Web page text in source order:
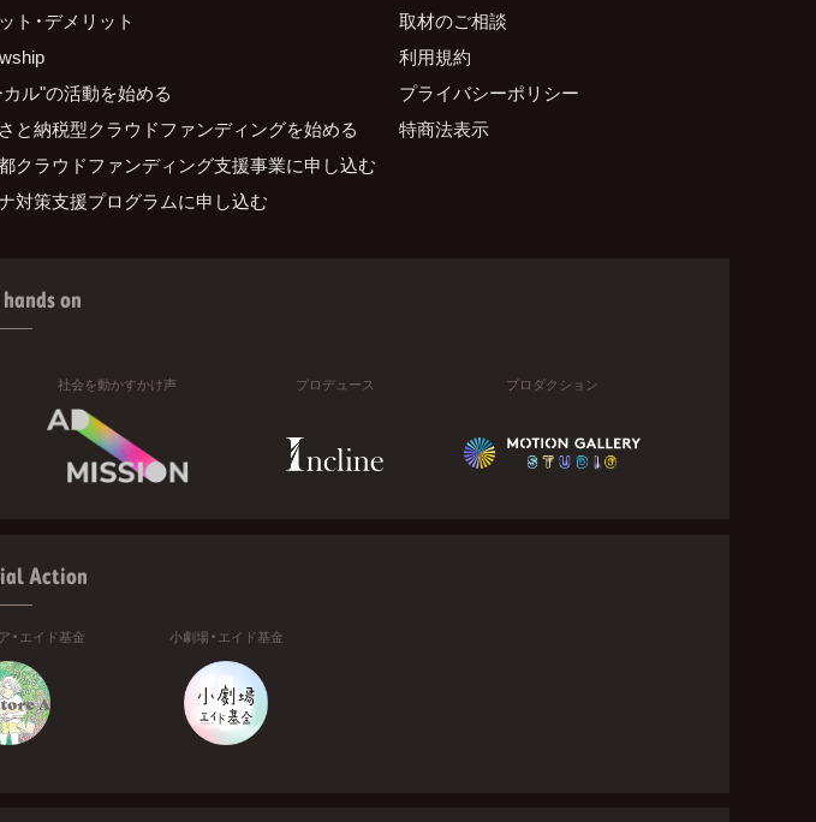
ト・デメリット
ル"の活動を始める
と納税型クラウドファンディングを始める
クラウドファンディング支援事業に申し込む
対策支援プログラムに申し込む
取材のご相談
利用規約
プライバシーポリシー
特商法表示
on
社会を動かすかけ声 プロデュース プロダクション
Action
・エイド基金 小劇場・エイド基金